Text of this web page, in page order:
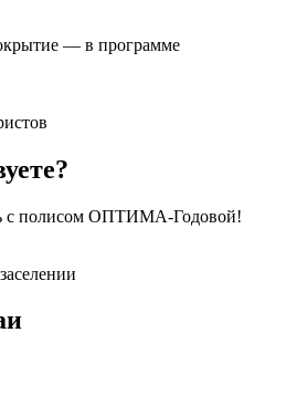
— в программе
с полисом ОПТИМА-Годовой!